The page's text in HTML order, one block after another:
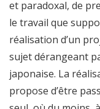
et paradoxal, de
le travail que
réalisation d’un
sujet dérangeant
japonaise. La
propose d’être